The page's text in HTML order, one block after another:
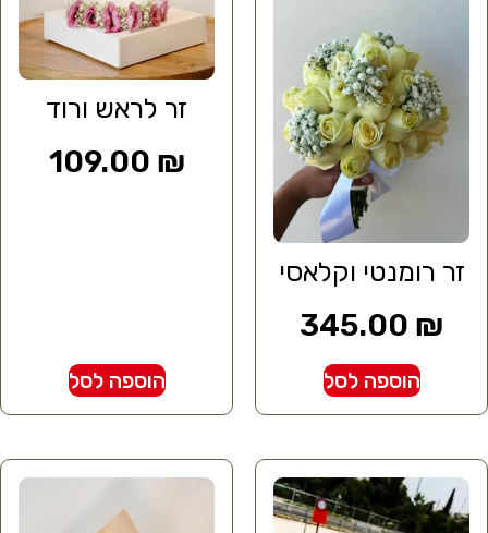
זר רומנטי וקלאסי
345.00 ₪
הוספה לסל
זר לראש ורוד
109.00 ₪
הוספה לסל